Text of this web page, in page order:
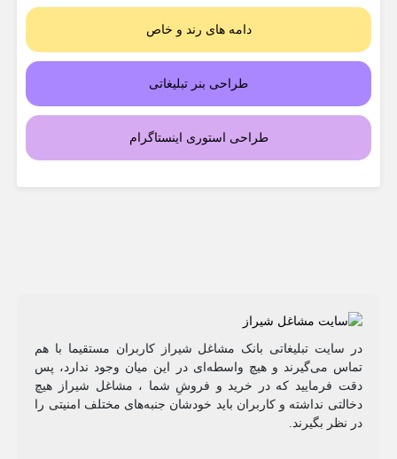
دامه های رند و خاص
طراحی بنر تبلیغاتی
طراحی استوری اینستاگرام
در سایت تبلیغاتی بانک مشاغل شیراز کاربران مستقیما با هم
تماس می‌گیرند و هیچ واسطه‌ای در این میان وجود ندارد، پس
دقت فرمایید که در خرید و فروشِ شما ، مشاغل شیراز هیچ
دخالتی نداشته و کاربران باید خودشان جنبه‌های مختلف امنیتی را
در نظر بگیرند.